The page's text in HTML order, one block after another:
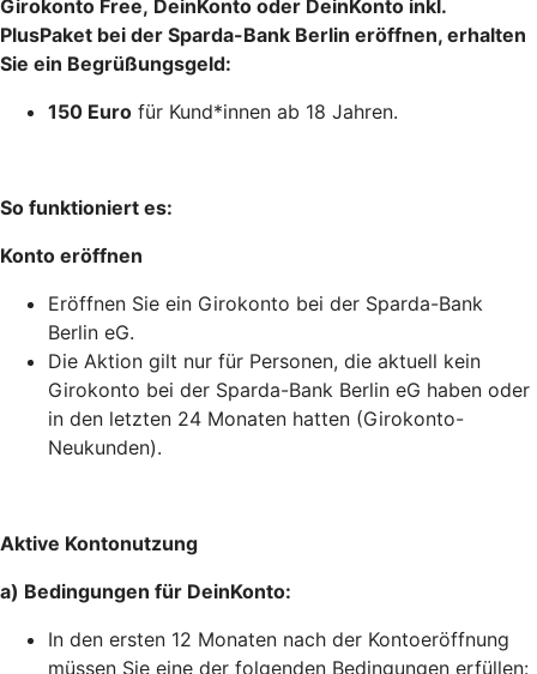
Girokonto Free, DeinKonto oder DeinKonto inkl.
PlusPaket bei der Sparda-Bank Berlin eröffnen, erhalten
Sie ein Begrüßungsgeld:
150 Euro für Kund*innen ab 18 Jahren.
So funktioniert es:
Konto eröffnen
Eröffnen Sie ein Girokonto bei der Sparda-Bank
Berlin eG.
Die Aktion gilt nur für Personen, die aktuell kein
Girokonto bei der Sparda-Bank Berlin eG haben oder
in den letzten 24 Monaten hatten (Girokonto-
Neukunden).
Aktive Kontonutzung
a) Bedingungen für DeinKonto:
In den ersten 12 Monaten nach der Kontoeröffnung
müssen Sie eine der folgenden Bedingungen erfüllen: